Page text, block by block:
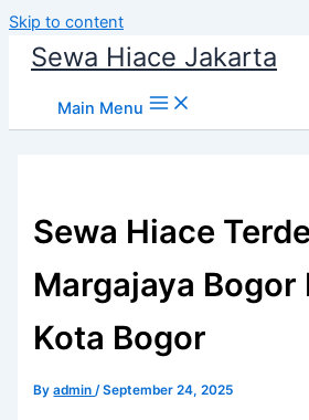
Skip to content
Sewa Hiace Jakarta
Main Menu
Sewa Hiace
Margajaya Bogor
Kota Bogor
Byadmin/September 24, 2025